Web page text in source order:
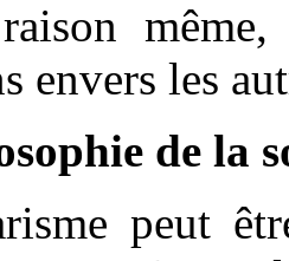
envers les
de la
peut